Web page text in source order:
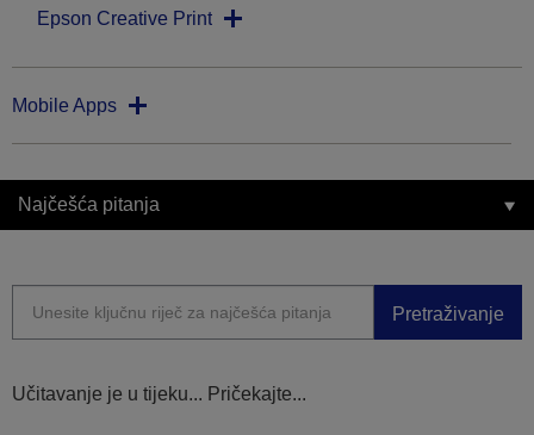
Epson Creative Print
Mobile Apps
Najčešća pitanja
Pretraživanje
Učitavanje je u tijeku... Pričekajte...